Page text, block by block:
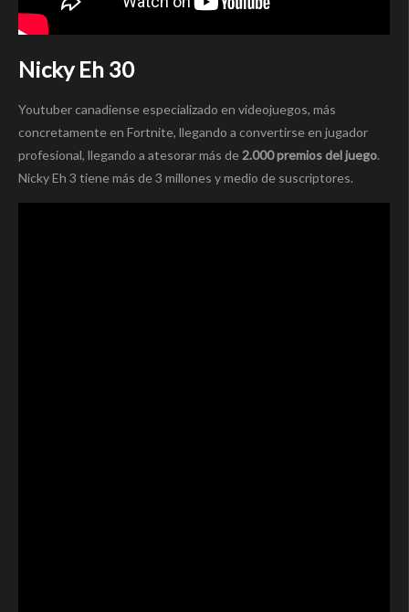
Nicky Eh 30
Youtuber canadiense especializado en videojuegos, más
concretamente en Fortnite, llegando a convertirse en jugador
profesional, llegando a atesorar más de 2.000 premios del juego.
Nicky Eh 3 tiene más de 3 millones y medio de suscriptores.